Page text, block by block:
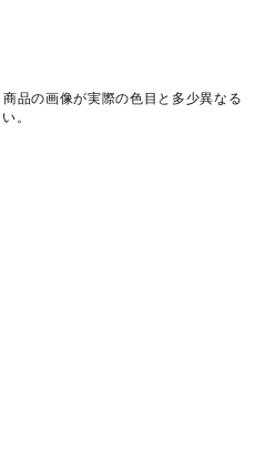
品の画像が実際の色目と多少異なる
。